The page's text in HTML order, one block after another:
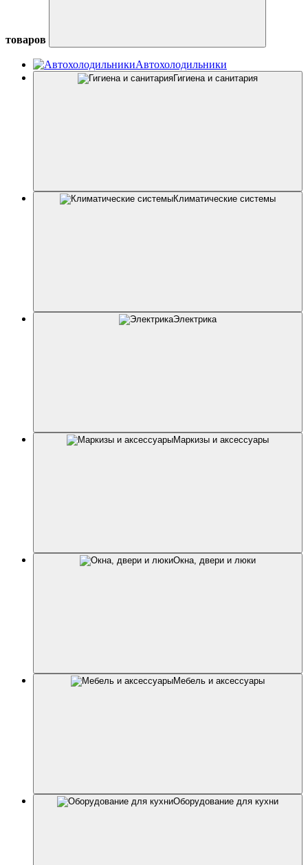
товаров
Автохолодильники
Гигиена и санитария
Климатические системы
Электрика
Маркизы и аксессуары
Окна, двери и люки
Мебель и аксессуары
Оборудование для кухни